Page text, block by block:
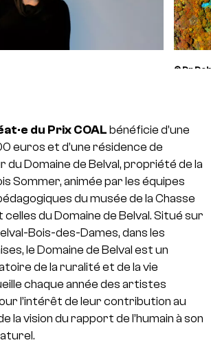
© Dr
du Prix COAL bénéficie d’une
euros et d’une résidence de
du Domaine de Belval, propriété de la
Sommer, animée par les équipes
du musée de la Chasse
du Domaine de Belval. Situé sur
Bois-des-Dames, dans les
le Domaine de Belval est un
de la ruralité et de la vie
chaque année des artistes
l’intérêt de leur contribution au
la vision du rapport de l’humain à son